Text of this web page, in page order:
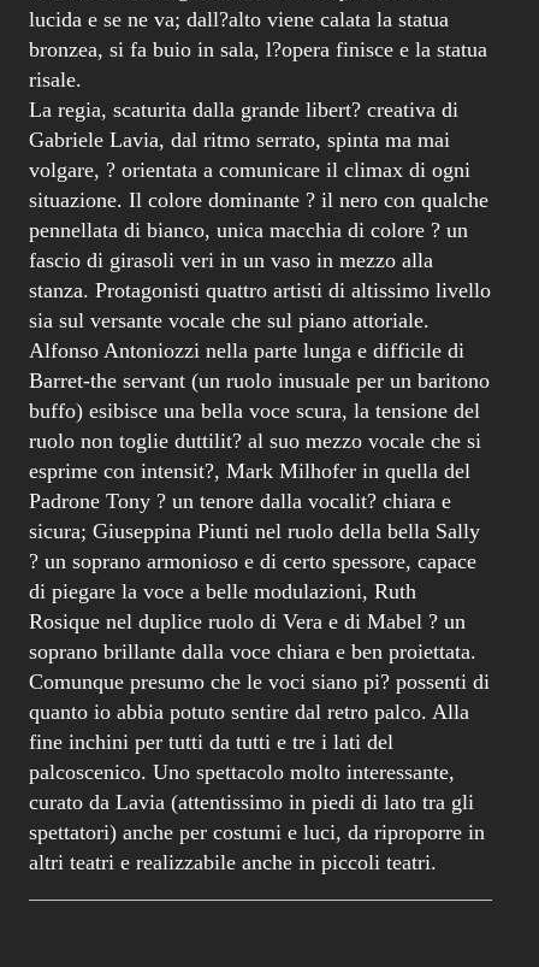
lucida e se ne va; dall?alto viene calata la statua
bronzea, si fa buio in sala, l?opera finisce e la statua
risale.
La regia, scaturita dalla grande libert? creativa di
Gabriele Lavia, dal ritmo serrato, spinta ma mai
volgare, ? orientata a comunicare il climax di ogni
situazione. Il colore dominante ? il nero con qualche
pennellata di bianco, unica macchia di colore ? un
fascio di girasoli veri in un vaso in mezzo alla
stanza. Protagonisti quattro artisti di altissimo livello
sia sul versante vocale che sul piano attoriale.
Alfonso Antoniozzi nella parte lunga e difficile di
Barret-the servant (un ruolo inusuale per un baritono
buffo) esibisce una bella voce scura, la tensione del
ruolo non toglie duttilit? al suo mezzo vocale che si
esprime con intensit?, Mark Milhofer in quella del
Padrone Tony ? un tenore dalla vocalit? chiara e
sicura; Giuseppina Piunti nel ruolo della bella Sally
? un soprano armonioso e di certo spessore, capace
di piegare la voce a belle modulazioni, Ruth
Rosique nel duplice ruolo di Vera e di Mabel ? un
soprano brillante dalla voce chiara e ben proiettata.
Comunque presumo che le voci siano pi? possenti di
quanto io abbia potuto sentire dal retro palco. Alla
fine inchini per tutti da tutti e tre i lati del
palcoscenico. Uno spettacolo molto interessante,
curato da Lavia (attentissimo in piedi di lato tra gli
spettatori) anche per costumi e luci, da riproporre in
altri teatri e realizzabile anche in piccoli teatri.